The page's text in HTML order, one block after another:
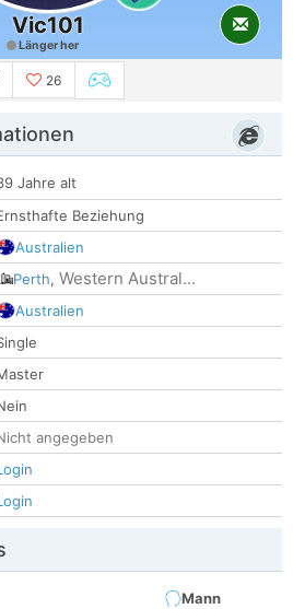
Vic101
Länger her
26
Jahre alt
Beziehung
Australien
Perth, Western Austral...
Australien
angegeben
Mann